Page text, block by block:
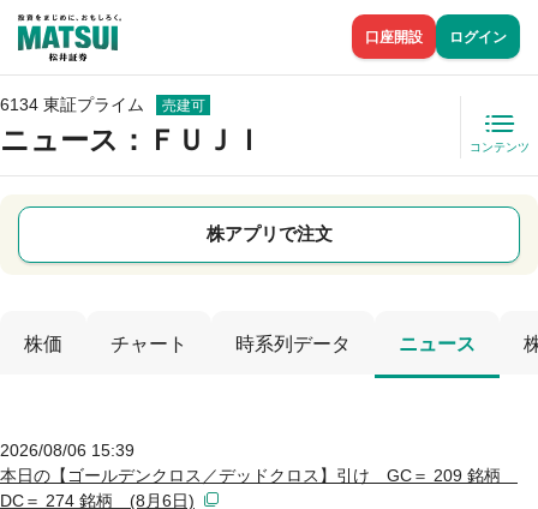
口座開設 ログイン
6134 東証プライム 売建可
ニュース ：ＦＵＪＩ コンテンツ
株アプリで注文
株価 チャート 時系列データ ニュース
2026/08/06 15:39
本日の【ゴールデンクロス／デッドクロス】引け GC＝ 209 銘柄
DC＝ 274 銘柄 (8月6日)